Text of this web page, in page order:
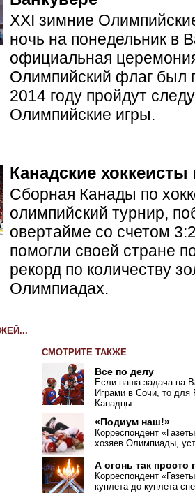
XXI зимние
ночь на понедельник в
официальная
Олимпийский флаг был
2014 году пройдут
Олимпийские игры.
Канадские
Сборная Канады по
олимпийский турнир,
овертайме со счетом
помогли своей стране
рекорд по количеству
Олимпиадах.
СМОТРИТЕ ТАКЖЕ
Все по делу
Если наша задача на
Играми в Сочи, то для
Канадцы
«Подиум наш!»
Корреспондент
хозяев Олимпиады,
А огонь так просто
Корреспондент «
куплета до куплета